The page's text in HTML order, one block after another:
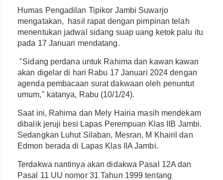
Humas Pengadilan Tipikor Jambi Suwarjo
mengatakan, hasil rapat dengan pimpinan telah
menentukan jadwal sidang suap uang ketok palu itu
pada 17 Januari mendatang.
"Sidang perdana untuk Rahima dan kawan kawan
akan digelar di hari Rabu 17 Januari 2024 dengan
agenda pembacaan surat dakwaan oleh penuntut
umum," katanya, Rabu (10/1/24).
Saat ini, Rahima dan Mely Hairia masih mendekam
dibalik jeruji besi Lapas Perempuan Klas IIB Jambi.
Sedangkan Luhut Silaban, Mesran, M Khairil dan
Edmon berada di Lapas Klas IIA Jambi.
Terdakwa nantinya akan didakwa Pasal 12A dan
Pasal 11 UU nomor 31 Tahun 1999 tentang